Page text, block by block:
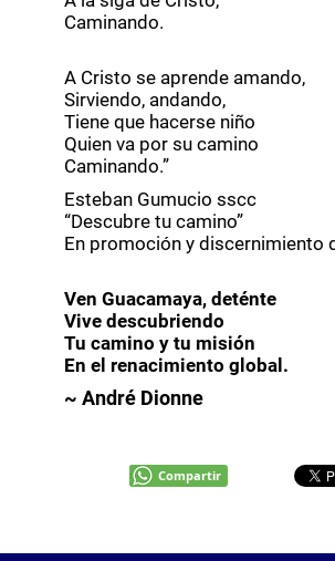
Caminando.
A Cristo se aprende amando,
Sirviendo, andando,
Tiene que hacerse niño
Quien va por su camino
Caminando.”
Esteban Gumucio sscc
“Descubre tu camino”
En promoción y discernimiento
Ven Guacamaya, deténte
Vive descubriendo
Tu camino y tu misión
En el renacimiento global.
~ André Dionne
Compartir